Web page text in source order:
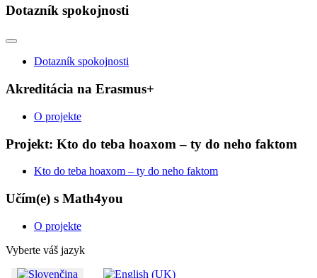
Dotazník spokojnosti
Dotazník spokojnosti
Akreditácia na Erasmus+
O projekte
Projekt: Kto do teba hoaxom – ty do neho faktom
Kto do teba hoaxom – ty do neho faktom
Učím(e) s Math4you
O projekte
Vyberte váš jazyk